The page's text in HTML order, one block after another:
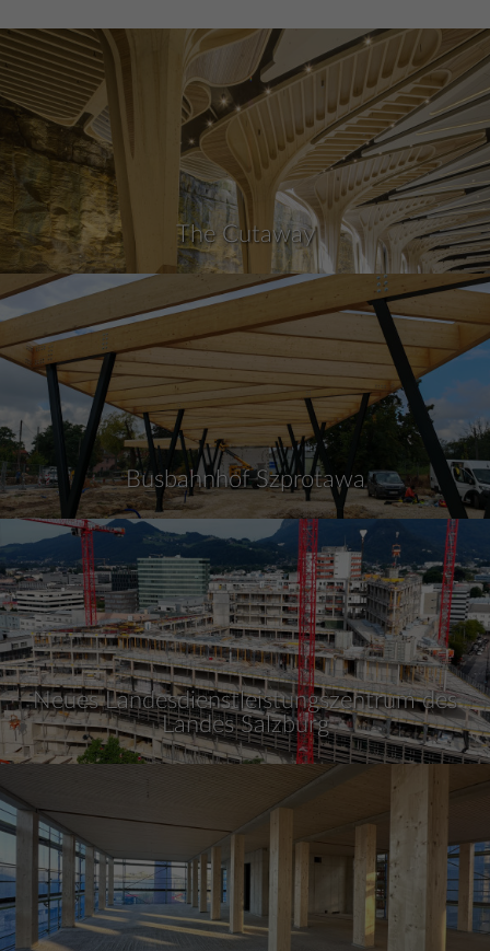
The Cutaway
Busbahnhof Szprotawa
Neues Landesdienstleistungszentrum des
Landes Salzburg